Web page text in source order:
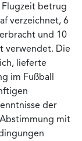
betrug
verzeichnet, 6
und 10
verwendet. Die
lieferte
im Fußball
der
mit